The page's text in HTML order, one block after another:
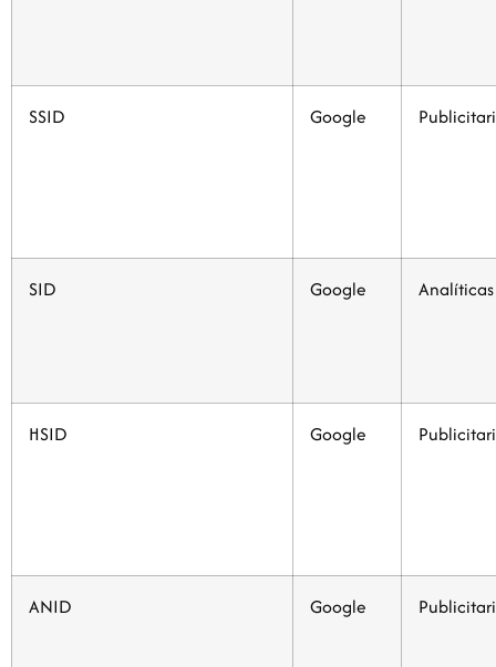
SSID Google
SID Google Analíticas
HSID Google
ANID Google